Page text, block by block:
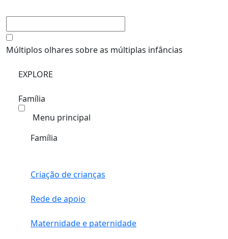
Múltiplos olhares sobre as múltiplas infâncias
EXPLORE
Família
Menu principal
Família
Criação de crianças
Rede de apoio
Maternidade e paternidade